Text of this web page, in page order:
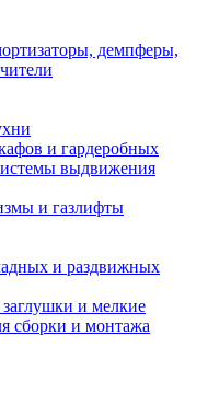
демпферы,
и гардеробных
выдвижения
и газлифты
и раздвижных
и мелкие
сборки и монтажа